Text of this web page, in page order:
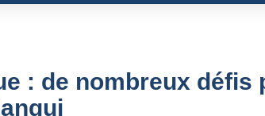
: de nombreux